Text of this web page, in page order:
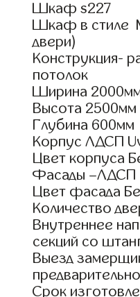
Шкаф s227
Шкаф в стиле
двери)
Конструкция-
потолок
Ширина
Высота 2500мм
Глубина 600мм
Корпус ЛДСП
Цвет корпуса
Фасады –ЛДСП
Цвет фасада
Количество
Внутреннее
секций со
Выезд
Срок